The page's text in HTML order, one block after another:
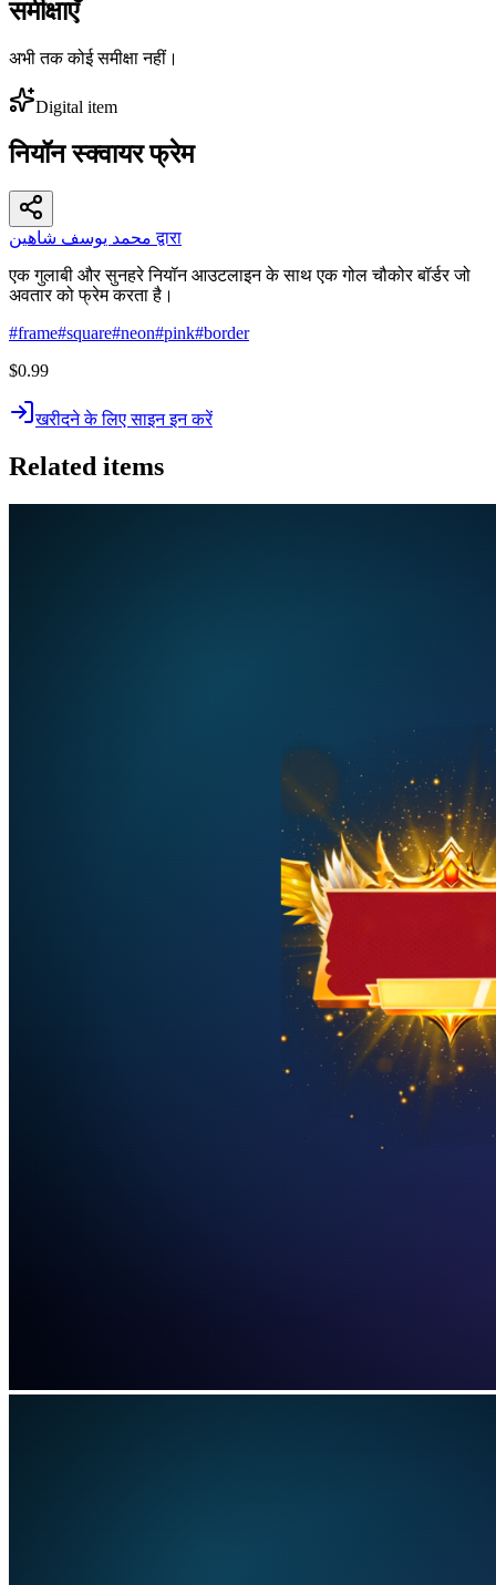
समीक्षाएँ
अभी तक कोई समीक्षा नहीं।
Digital item
नियॉन स्क्वायर फ्रेम
محمد يوسف شاهين द्वारा
एक गुलाबी और सुनहरे नियॉन आउटलाइन के साथ एक गोल चौकोर बॉर्डर जो
अवतार को फ्रेम करता है।
#frame#square#neon#pink#border
$0.99
खरीदने के लिए साइन इन करें
Related items